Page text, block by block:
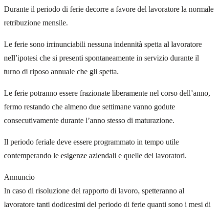
Durante il periodo di ferie decorre a favore del lavoratore la normale
retribuzione mensile.
Le ferie sono irrinunciabili nessuna indennità spetta al lavoratore
nell’ipotesi che si presenti spontaneamente in servizio durante il
turno di riposo annuale che gli spetta.
Le ferie potranno essere frazionate liberamente nel corso dell’anno,
fermo restando che almeno due settimane vanno godute
consecutivamente durante l’anno stesso di maturazione.
Il periodo feriale deve essere programmato in tempo utile
contemperando le esigenze aziendali e quelle dei lavoratori.
Annuncio
In caso di risoluzione del rapporto di lavoro, spetteranno al
lavoratore tanti dodicesimi del periodo di ferie quanti sono i mesi di